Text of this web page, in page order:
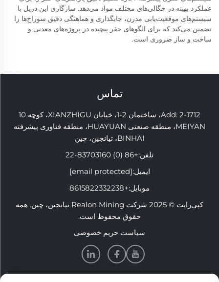
عملکرد بهینه در چگالی‌های مختلف مواد می‌دهد. سازگاری این دریل با
سیستم‌های موقعیت‌یابی مدرن، جایگذاری و هماهنگی دقیق سوراخ‌ها را
تضمین می‌کند که برای الگوهای حفر پیچیده در پروژه‌های معدنی و
ساخت و ساز ضروری است.
تماس
Add: 2-1712، ساختمان 2-1، خیابان XIANZHIGU، کوچه 10
MEIYAN، منطقه صنعتی HUAYUAN، منطقه فناوری پیشرفته
BINHAI، تیانجین، چین
تلفن:+86 (0) 83703160-22
ایمیل:[email protected]
موبایل:+8615822332238
کپی‌رایت © 2025 شرکت Realon Mining تیانجین، چین. همه
حقوق محفوظ است.
سیاست حریم خصوصی